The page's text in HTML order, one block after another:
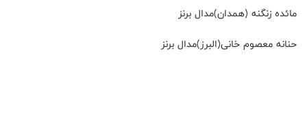
مائده زنگنه (همدان)مدال برنز
حنانه معصوم خانی(البرز)مدال برنز